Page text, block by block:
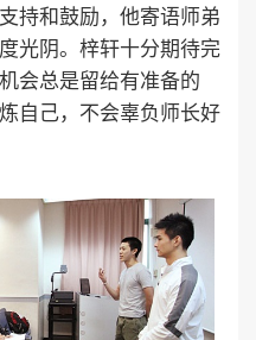
持和鼓励，他寄语师弟
光阴。梓轩十分期待完
会总是留给有准备的
自己，不会辜负师长好